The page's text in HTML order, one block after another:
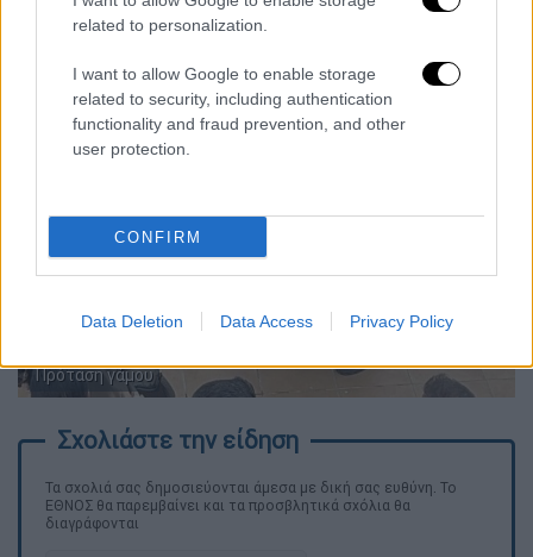
related to personalization.
I want to allow Google to enable storage
related to security, including authentication
functionality and fraud prevention, and other
user protection.
CONFIRM
Data Deletion Data Access Privacy Policy
Πρόταση γάμου
Τα σχολιά σας δημοσιεύονται άμεσα με δική σας ευθύνη. Το
ΕΘΝΟΣ θα παρεμβαίνει και τα προσβλητικά σχόλια θα
διαγράφονται